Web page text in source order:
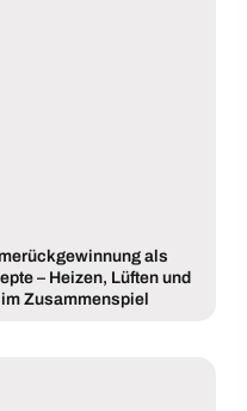
als
– Heizen, Lüften und
Zusammenspiel